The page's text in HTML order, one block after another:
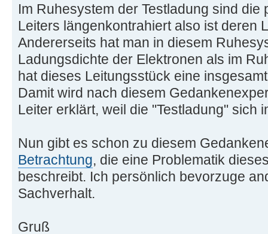
Im Ruhesystem der Testladung sind die
Leiters längenkontrahiert also ist deren
Andererseits hat man in diesem
Ladungsdichte der Elektronen als im
hat dieses Leitungsstück eine
Damit wird nach diesem
Leiter erklärt, weil die "Testladung" sich
Nun gibt es schon zu diesem
Betrachtung, die eine Problematik
beschreibt. Ich persönlich bevorzuge
Sachverhalt.
Gruß